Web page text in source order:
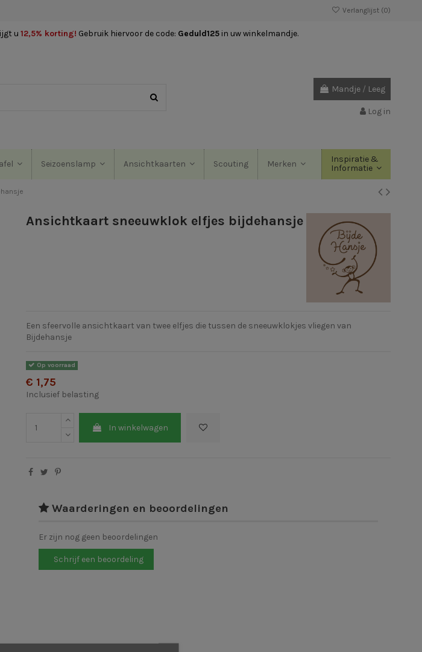
Verlanglijst (0)
u 12,5% korting! Gebruik hiervoor de code: Geduld125 in uw winkelmandje.
Mandje / Leeg
Log in
Seizoenslamp Ansichtkaarten Scouting Merken
Inspiratie &
Informatie
Ansichtkaart sneeuwklok elfjes bijdehansje
Een sfeervolle ansichtkaart van twee elfjes die tussen de sneeuwklokjes vliegen van
Bijdehansje
Op voorraad
€ 1,75
Inclusief belasting
In winkelwagen
Waarderingen en beoordelingen
Er zijn nog geen beoordelingen
Schrijf een beoordeling